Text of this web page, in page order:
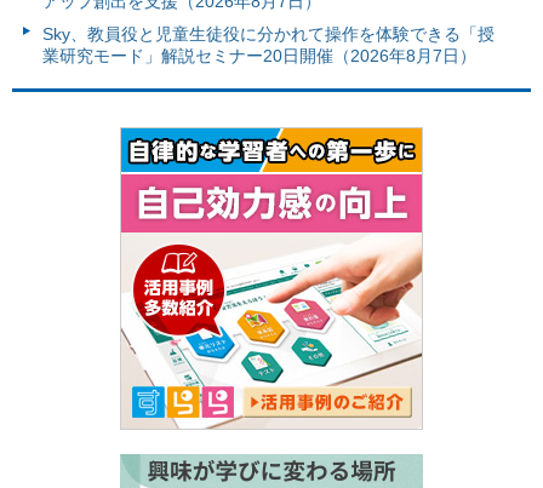
Sky、教員役と児童生徒役に分かれて操作を体験できる「授
業研究モード」解説セミナー20日開催（2026年8月7日）